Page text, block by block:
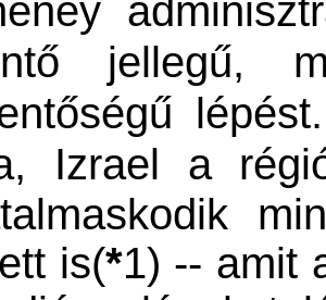
jellegű,
Izrael a
is(*1) -- amit